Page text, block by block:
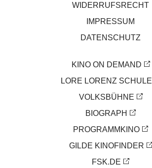
WIDERRUFSRECHT
IMPRESSUM
DATENSCHUTZ
KINO ON DEMAND
LORE LORENZ SCHULE
VOLKSBÜHNE
BIOGRAPH
PROGRAMMKINO
GILDE KINOFINDER
FSK.DE